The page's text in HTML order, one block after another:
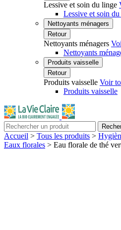
Lessive et soin du linge
Lessive et soin
Nettoyants ménagers
Retour
Nettoyants ménagers
Nettoyants
Produits vaisselle
Retour
Produits vaisselle Voir
Produits vaisselle
Accueil > Tous les produits >
Eaux florales > Eau florale de thé